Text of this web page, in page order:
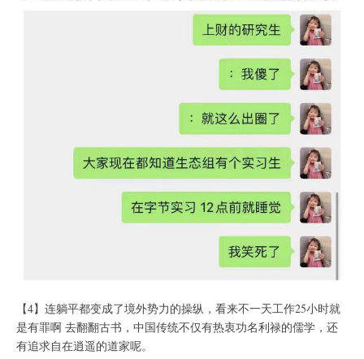
【4】连躺平都变成了境外势力的操纵，看来不一天工作25小时就
是有罪啊 去翻翻古书，中国传统不仅有热衷功名利禄的儒学，还
有追求自在逍遥的道家呢。